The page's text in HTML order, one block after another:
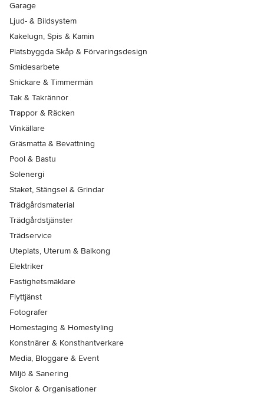
Garage
Ljud- & Bildsystem
Kakelugn, Spis & Kamin
Platsbyggda Skåp & Förvaringsdesign
Smidesarbete
Snickare & Timmermän
Tak & Takrännor
Trappor & Räcken
Vinkällare
Gräsmatta & Bevattning
Pool & Bastu
Solenergi
Staket, Stängsel & Grindar
Trädgårdsmaterial
Trädgårdstjänster
Trädservice
Uteplats, Uterum & Balkong
Elektriker
Fastighetsmäklare
Flyttjänst
Fotografer
Homestaging & Homestyling
Konstnärer & Konsthantverkare
Media, Bloggare & Event
Miljö & Sanering
Skolor & Organisationer